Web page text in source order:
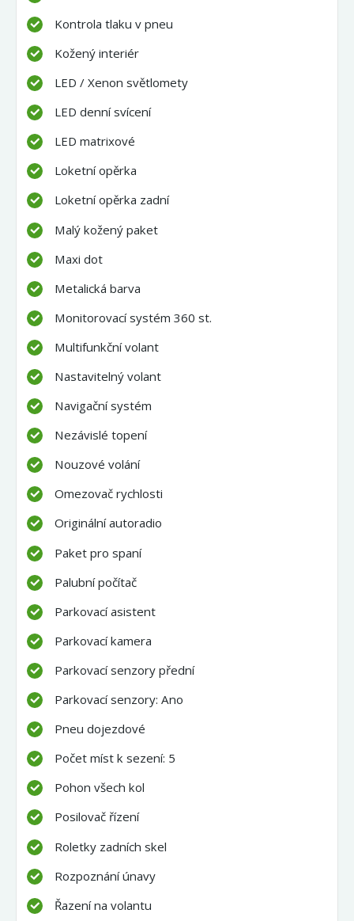
Kontrola tlaku v pneu
Kožený interiér
LED / Xenon světlomety
LED denní svícení
LED matrixové
Loketní opěrka
Loketní opěrka zadní
Malý kožený paket
Maxi dot
Metalická barva
Monitorovací systém 360 st.
Multifunkční volant
Nastavitelný volant
Navigační systém
Nezávislé topení
Nouzové volání
Omezovač rychlosti
Originální autoradio
Paket pro spaní
Palubní počítač
Parkovací asistent
Parkovací kamera
Parkovací senzory přední
Parkovací senzory: Ano
Pneu dojezdové
Počet míst k sezení: 5
Pohon všech kol
Posilovač řízení
Roletky zadních skel
Rozpoznání únavy
Řazení na volantu